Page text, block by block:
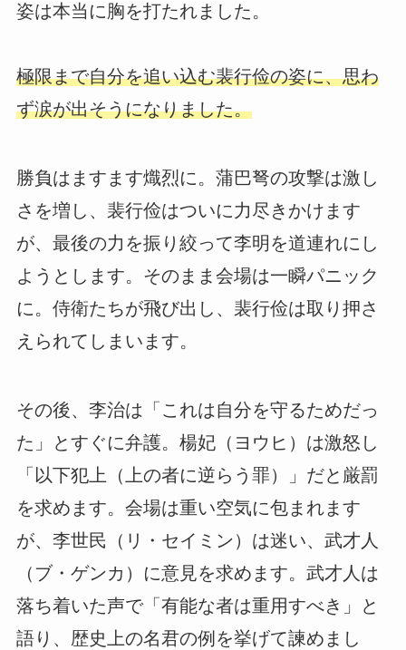
姿は本当に胸を打たれました。
極限まで自分を追い込む裴行俭の姿に、思わ
ず涙が出そうになりました。
勝負はますます熾烈に。蒲巴弩の攻撃は激し
さを増し、裴行俭はついに力尽きかけます
が、最後の力を振り絞って李明を道連れにし
ようとします。そのまま会場は一瞬パニック
に。侍衛たちが飛び出し、裴行俭は取り押さ
えられてしまいます。
その後、李治は「これは自分を守るためだっ
た」とすぐに弁護。楊妃（ヨウヒ）は激怒し
「以下犯上（上の者に逆らう罪）」だと厳罰
を求めます。会場は重い空気に包まれます
が、李世民（リ・セイミン）は迷い、武才人
（ブ・ゲンカ）に意見を求めます。武才人は
落ち着いた声で「有能な者は重用すべき」と
語り、歴史上の名君の例を挙げて諫めまし